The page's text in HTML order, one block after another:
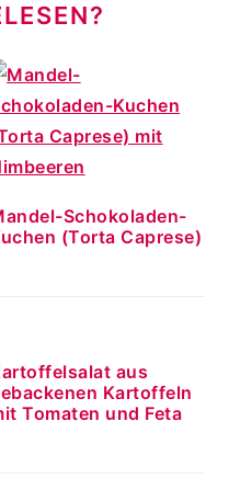
Schokoladen-
(Torta Caprese)
aus
Kartoffeln
Tomaten und Feta